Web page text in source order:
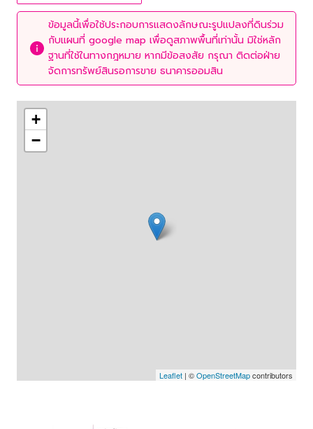
ข้อมูลนี้เพื่อใช้ประกอบการแสดงลักษณะรูปแปลงที่ดินร่วม
กับแผนที่ google map เพื่อดูสภาพพื้นที่เท่านั้น มิใช่หลัก
ฐานที่ใช้ในทางกฎหมาย หากมีข้อสงสัย กรุณา ติดต่อฝ่าย
จัดการทรัพย์สินรอการขาย ธนาคารออมสิน
+
−
Leaflet | ©OpenStreetMapcontributors